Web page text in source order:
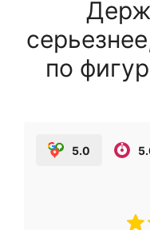
по
5.0